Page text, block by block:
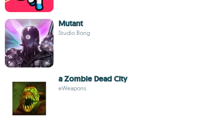
Mutant
Studio Bong
a Zombie Dead City
eWeapons